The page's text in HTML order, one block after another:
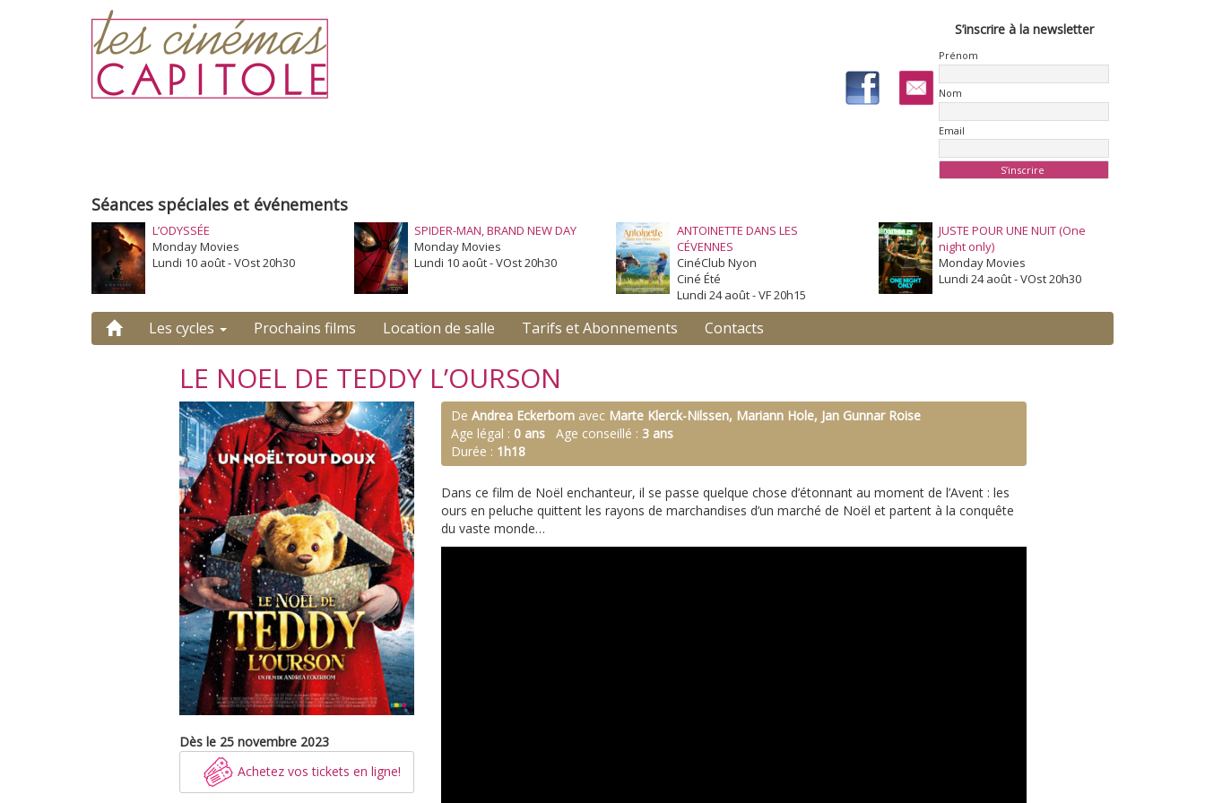
S’inscrire à la newsletter
Prénom
Nom
Email
Séances spéciales et événements
L’ODYSSÉE
Monday Movies
Lundi 10 août - VOst 20h30
SPIDER-MAN, BRAND NEW DAY
Monday Movies
Lundi 10 août - VOst 20h30
ANTOINETTE DANS LES
CÉVENNES
CinéClub Nyon
Ciné Été
Lundi 24 août - VF 20h15
JUSTE POUR UNE NUIT (One
night only)
Monday Movies
Lundi 24 août - VOst 20h30
Les cycles Prochains films Location de salle Tarifs et Abonnements Contacts
LE NOEL DE TEDDY L’OURSON
Dès le 25 novembre 2023
Achetez vos tickets en ligne!
De Andrea Eckerbom avec Marte Klerck-Nilssen, Mariann Hole, Jan Gunnar Roise
Age légal : 0 ans Age conseillé : 3 ans
Durée : 1h18
Dans ce film de Noël enchanteur, il se passe quelque chose d’étonnant au moment de l’Avent : les
ours en peluche quittent les rayons de marchandises d’un marché de Noël et partent à la conquête
du vaste monde…